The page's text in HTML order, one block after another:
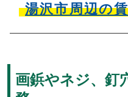
湯沢市周辺の
画鋲やネジ、釘